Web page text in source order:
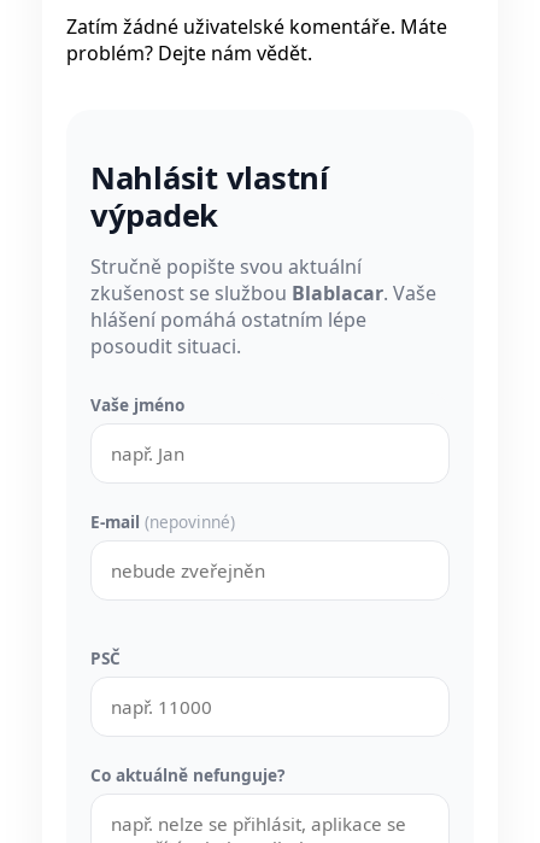
Zatím žádné uživatelské komentáře. Máte
problém? Dejte nám vědět.
Nahlásit vlastní
výpadek
Stručně popište svou aktuální
zkušenost se službou Blablacar. Vaše
hlášení pomáhá ostatním lépe
posoudit situaci.
Vaše jméno
E-mail (nepovinné)
PSČ
Co aktuálně nefunguje?